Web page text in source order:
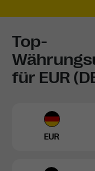
Top-
für EUR
EUR